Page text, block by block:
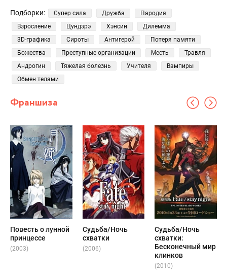
Подборки: Супер сила Дружба
Пародия
Взросление
Цундэрэ Хэнсин
Дилемма
3D-графика
Сироты Антигерой
Потеря памяти
Божества
Преступные организации Месть
Травля
Андрогин
Тяжелая болезнь Учителя
Вампиры
Обмен телами
Франшиза
Повесть о лунной
принцессе
(2003)
Судьба/Ночь
схватки
(2006)
Судьба/Ночь
схватки:
Бесконечный мир
клинков
(2010)